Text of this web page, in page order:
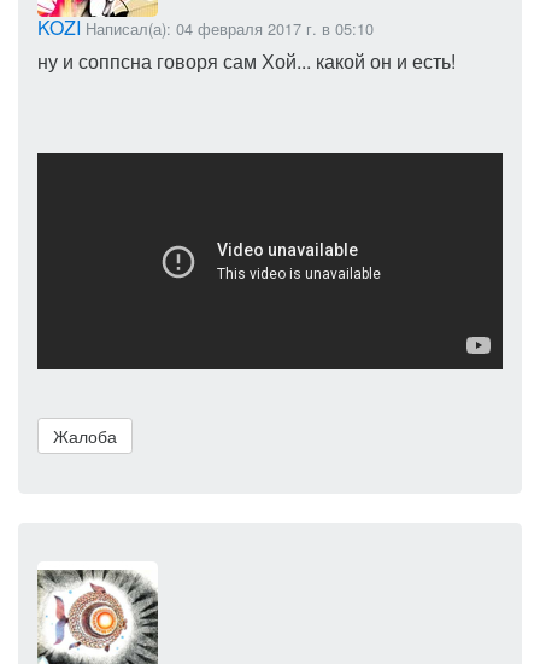
KOZI Написал(а): 04 февраля 2017 г. в 05:10
ну и соппсна говоря сам Хой... какой он и есть!
Жалоба